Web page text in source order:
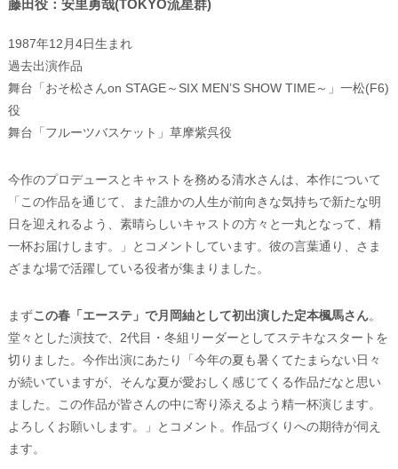
藤田役：安里勇哉(TOKYO流星群)
1987年12月4日生まれ
過去出演作品
舞台「おそ松さんon STAGE～SIX MEN’S SHOW TIME～」一松(F6)
役
舞台「フルーツバスケット」草摩紫呉役
今作のプロデュースとキャストを務める清水さんは、本作について
「この作品を通じて、また誰かの人生が前向きな気持ちで新たな明
日を迎えれるよう、素晴らしいキャストの方々と一丸となって、精
一杯お届けします。」とコメントしています。彼の言葉通り、さま
ざまな場で活躍している役者が集まりました。
まずこの春「エーステ」で月岡紬として初出演した定本楓馬さん。
堂々とした演技で、2代目・冬組リーダーとしてステキなスタートを
切りました。今作出演にあたり「今年の夏も暑くてたまらない日々
が続いていますが、そんな夏が愛おしく感じてくる作品だなと思い
ました。この作品が皆さんの中に寄り添えるよう精一杯演じます。
よろしくお願いします。」とコメント。作品づくりへの期待が伺え
ます。